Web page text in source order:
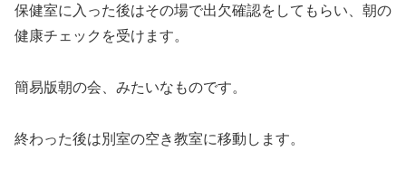
保健室に入った後はその場で出欠確認をしてもらい、朝の
健康チェックを受けます。
簡易版朝の会、みたいなものです。
終わった後は別室の空き教室に移動します。